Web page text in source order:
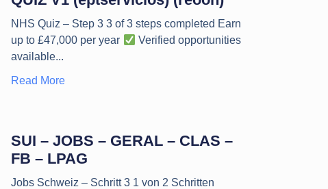
NHS Quiz – Step 3 3 of 3 steps completed Earn
up to £47,000 per year
Verified opportunities
available
Read More
SUI – JOBS – GERAL – CLAS –
FB – LPAG
Jobs Schweiz – Schritt 3 1 von 2 Schritten